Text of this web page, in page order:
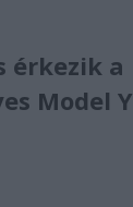
érkezik a
Model Y